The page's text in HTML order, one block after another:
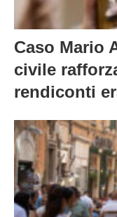
Caso Mario
civile
rendiconti